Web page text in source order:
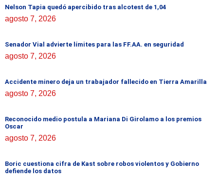
Nelson Tapia quedó apercibido tras alcotest de 1,04
agosto 7, 2026
Senador Vial advierte límites para las FF.AA. en seguridad
agosto 7, 2026
Accidente minero deja un trabajador fallecido en Tierra Amarilla
agosto 7, 2026
Reconocido medio postula a Mariana Di Girolamo a los premios
Oscar
agosto 7, 2026
Boric cuestiona cifra de Kast sobre robos violentos y Gobierno
defiende los datos